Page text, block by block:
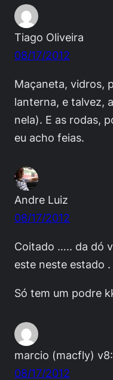
Tiago Oliveira
08/17/2012
Maçaneta, vidros,
lanterna, e talvez,
nela). E as rodas,
eu acho feias.
Andre Luiz
08/17/2012
Coitado ….. da dó
este neste estado .
Só tem um podre
marcio (macfly) v8:
08/17/2012